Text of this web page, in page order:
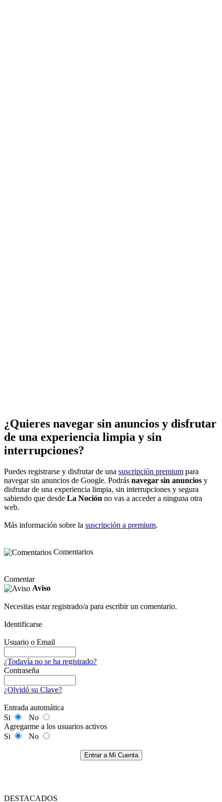
¿Quieres navegar sin anuncios y disfrutar
de una experiencia limpia y sin
interrupciones?
Puedes registrarse y disfrutar de una suscripción premium para
navegar sin anuncios de Google. Podrás navegar sin anuncios y
disfrutar de una experiencia limpia, sin interrupciones y segura
sabiendo que desde La Noción no vas a acceder a ninguna otra
web.
Más información sobre la suscripción a premium.
Comentarios
Comentar
Aviso
Necesitas estar registrado/a para escribir un comentario.
Identificarse
Usuario o Email
¿Todavía no se ha registrado?
Contraseña
¿Olvidó su Clave?
Entrada automática
Si
No
Agregarme a los usuarios activos
Si
No
Entrar a Mi Cuenta
DESTACADOS